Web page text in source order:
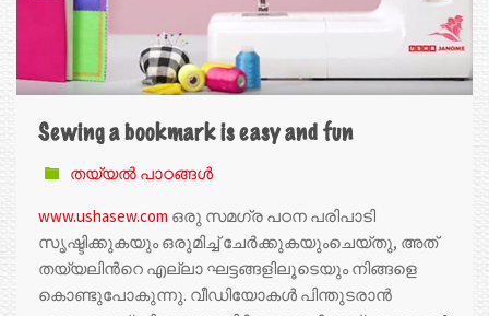
Sewing a bookmark is easy and fun
തയ്യൽ പാഠങ്ങൾ
www.ushasew.com ഒരു സമഗ്ര പഠന പരിപാടി
സൃഷ്ടിക്കുകയും ഒരുമിച്ച് ചേർക്കുകയുംചെയ്തു, അത്
തയ്യലിന്‍റെ എല്ലാ ഘട്ടങ്ങളിലൂടെയും നിങ്ങളെ
കൊണ്ടുപോകുന്നു. വീഡിയോകൾ‌ പിന്തുടരാൻ‌